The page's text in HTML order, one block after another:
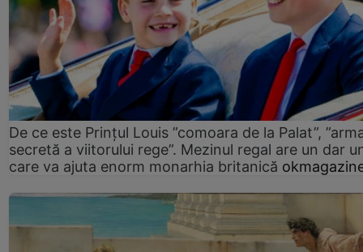
De ce este Prințul Louis ”comoara de la Palat”,
secretă a viitorului rege”. Mezinul regal are un dar
care va ajuta enorm monarhia britanică